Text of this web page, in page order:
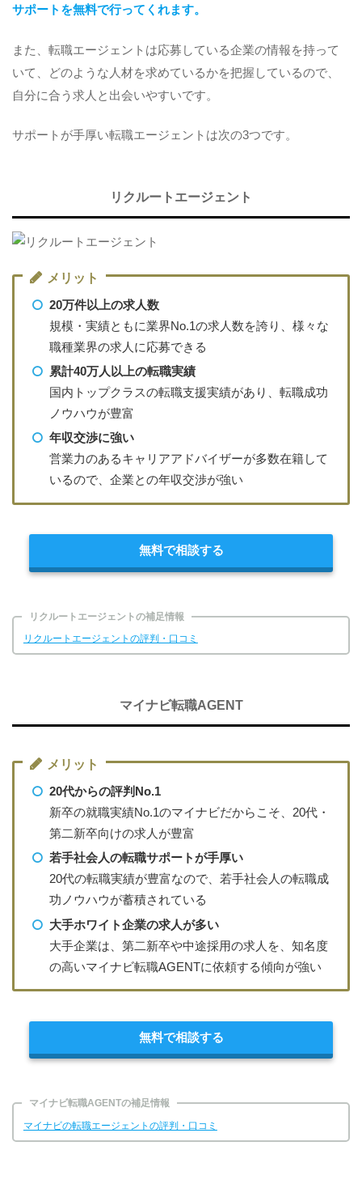
サポートを無料で行ってくれます。
また、転職エージェントは応募している企業の情報を持って
いて、どのような人材を求めているかを把握しているので、
自分に合う求人と出会いやすいです。
サポートが手厚い転職エージェントは次の3つです。
リクルートエージェント
メリット
20万件以上の求人数
規模・実績ともに業界No.1の求人数を誇り、様々な
職種業界の求人に応募できる
累計40万人以上の転職実績
国内トップクラスの転職支援実績があり、転職成功
ノウハウが豊富
年収交渉に強い
営業力のあるキャリアアドバイザーが多数在籍して
いるので、企業との年収交渉が強い
無料で相談する
リクルートエージェントの補足情報
リクルートエージェントの評判・口コミ
マイナビ転職AGENT
メリット
20代からの評判No.1
新卒の就職実績No.1のマイナビだからこそ、20代・
第二新卒向けの求人が豊富
若手社会人の転職サポートが手厚い
20代の転職実績が豊富なので、若手社会人の転職成
功ノウハウが蓄積されている
大手ホワイト企業の求人が多い
大手企業は、第二新卒や中途採用の求人を、知名度
の高いマイナビ転職AGENTに依頼する傾向が強い
無料で相談する
マイナビ転職AGENTの補足情報
マイナビの転職エージェントの評判・口コミ